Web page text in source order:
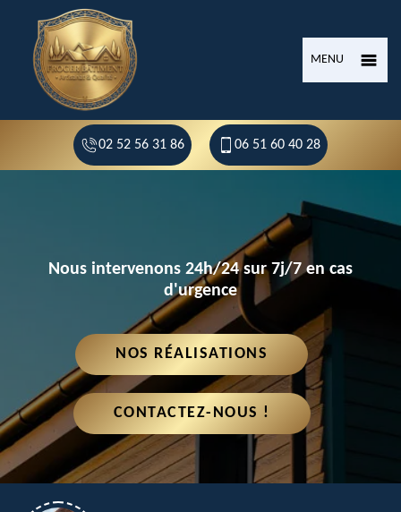
MENU
02 52 56 31 86 06 51 60 40 28
Nous intervenons 24h/24 sur 7j/7 en cas
d'urgence
NOS RÉALISATIONS
CONTACTEZ-NOUS !